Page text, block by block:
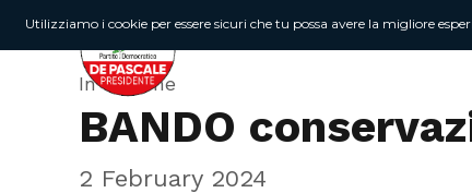
In Regione
BANDO
2 February 2024
Utilizziamo i cookie per essere sicuri che tu possa avere la migliore